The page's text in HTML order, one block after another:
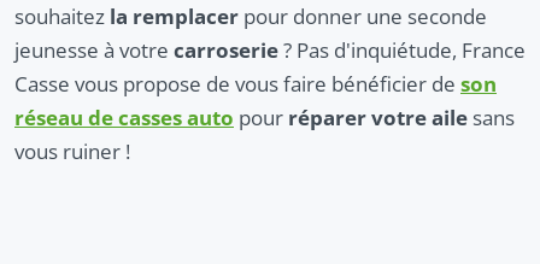
souhaitez la remplacer pour donner une seconde
jeunesse à votre carroserie? Pas d'inquiétude, France
Casse vous propose de vous faire bénéficier de son
réseau de casses auto pour réparer votre aile sans
vous ruiner !